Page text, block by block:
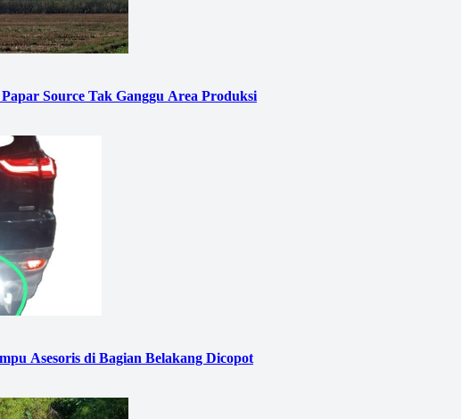
Source Tak Ganggu Area Produksi
Asesoris di Bagian Belakang Dicopot